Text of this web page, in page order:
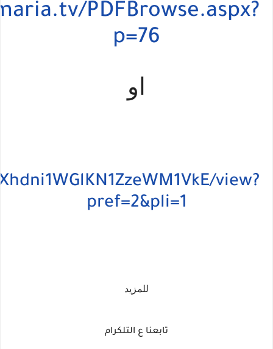
PDFBrowse.aspx?
p=76
او
view?
pref=2&pli=1
للمزيد
تابعنا ع التلكرام